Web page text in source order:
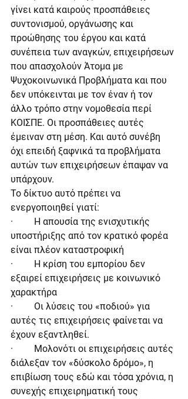
γίνει κατά καιρούς προσπάθειες
συντονισμού, οργάνωσης και
προώθησης του έργου και κατά
συνέπεια των αναγκών, επιχειρήσεων
που απασχολούν Άτομα με
Ψυχοκοινωνικά Προβλήματα και που
δεν υπόκεινται με τον έναν ή τον
άλλο τρόπο στην νομοθεσία περί
ΚΟΙΣΠΕ. Οι προσπάθειες αυτές
έμειναν στη μέση. Και αυτό συνέβη
όχι επειδή ξαφνικά τα προβλήματα
αυτών των επιχειρήσεων έπαψαν να
υπάρχουν.
Το δίκτυο αυτό πρέπει να
ενεργοποιηθεί γιατί:
·         Η απουσία της ενισχυτικής
υποστήριξης από τον κρατικό φορέα
είναι πλέον καταστροφική
·         Η κρίση του εμπορίου δεν
εξαιρεί επιχειρήσεις με κοινωνικό
χαρακτήρα
·         Οι λύσεις του «ποδιού» για
αυτές τις επιχειρήσεις φαίνεται να
έχουν εξαντληθεί.
·         Μολονότι οι επιχειρήσεις αυτές
διάλεξαν τον «δύσκολο δρόμο», η
επιβίωση τους εδώ και τόσα χρόνια, η
συνεχής επιχειρηματική τους